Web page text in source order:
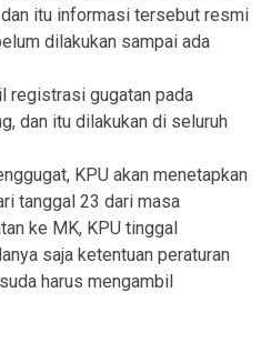
itu informasi tersebut resmi
dilakukan sampai ada
registrasi gugatan pada
dan itu dilakukan di seluruh
KPU akan menetapkan
tanggal 23 dari masa
ke MK, KPU tinggal
saja ketentuan peraturan
harus mengambil